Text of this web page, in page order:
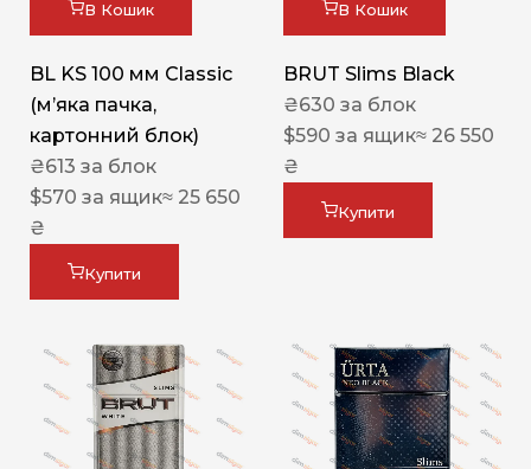
В Кошик
BL KS 100 мм Classic
(м’яка пачка,
картонний блок)
₴613 за блок
$570 за ящик≈ 25 650
₴
Купити
В Кошик
BRUT Slims Black
₴630 за блок
$590 за ящик≈ 26 550
₴
Купити